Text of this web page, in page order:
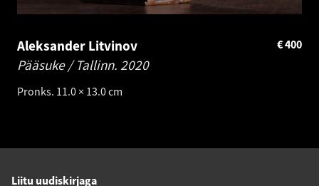
Aleksander Litvinov
Pääsuke / Tallinn. 2020
Pronks. 11.0 × 13.0 cm
400
€
Liitu uudiskirjaga